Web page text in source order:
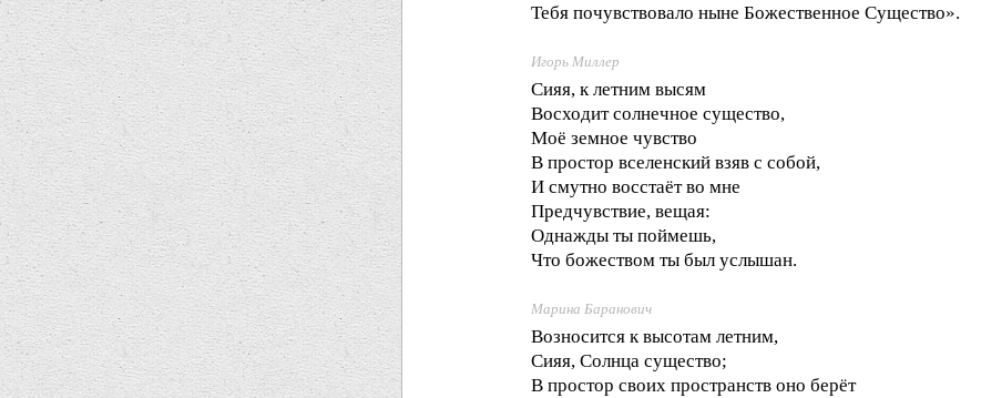
Тебя почувствовало ныне Божественное Существо».
Игорь Миллер
Сияя, к летним высям
Восходит солнечное существо,
Моё земное чувство
В простор вселенский взяв с собой,
И смутно восстаёт во мне
Предчувствие, вещая:
Однажды ты поймешь,
Что божеством ты был услышан.
Марина Баранович
Возносится к высотам летним,
Сияя, Солнца существо;
В простор своих пространств оно берёт